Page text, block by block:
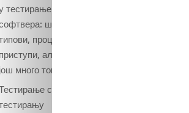
тестирање
шта је то,
процеси,
приступи, алати и
још много тога!
стреса у